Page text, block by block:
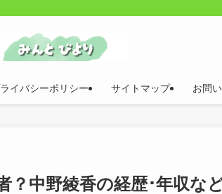
イバシーポリシー サイトマップ お問
？中野綾香の経歴･年収な